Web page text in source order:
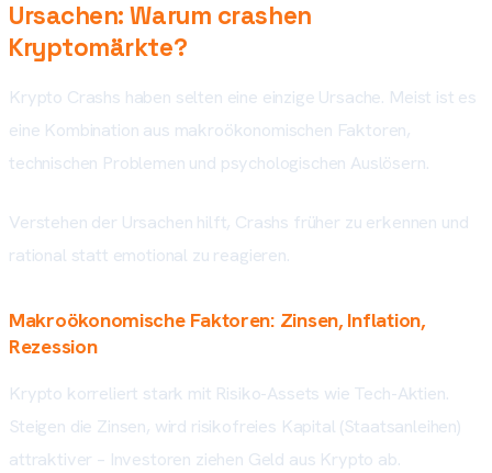
Ursachen: Warum crashen
Kryptomärkte?
Krypto Crashs haben selten eine einzige Ursache. Meist ist es
eine Kombination aus makroökonomischen Faktoren,
technischen Problemen und psychologischen Auslösern.
Verstehen der Ursachen hilft, Crashs früher zu erkennen und
rational statt emotional zu reagieren.
Makroökonomische Faktoren: Zinsen, Inflation,
Rezession
Krypto korreliert stark mit Risiko-Assets wie Tech-Aktien.
Steigen die Zinsen, wird risikofreies Kapital (Staatsanleihen)
attraktiver – Investoren ziehen Geld aus Krypto ab.